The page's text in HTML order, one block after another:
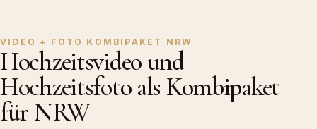
VIDEO + FOTO KOMBIPAKET NRW
Hochzeitsvideo und
Hochzeitsfoto als Kombipaket
für NRW